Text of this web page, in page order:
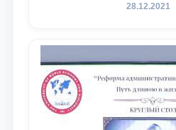
доведения до
сообщества
исследований в сфере
противодействия
28.12.2021